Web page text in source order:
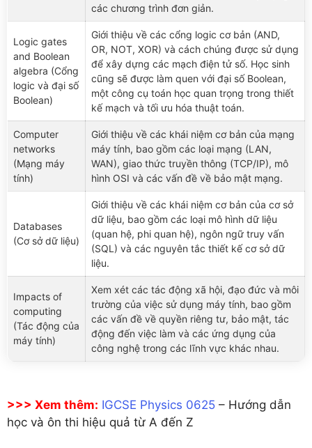
các chương trình đơn giản.
Logic gates
and Boolean
algebra (Cổng
logic và đại số
Boolean)
Giới thiệu về các cổng logic cơ bản (AND,
OR, NOT, XOR) và cách chúng được sử dụng
để xây dựng các mạch điện tử số. Học sinh
cũng sẽ được làm quen với đại số Boolean,
một công cụ toán học quan trọng trong thiết
kế mạch và tối ưu hóa thuật toán.
Computer
networks
(Mạng máy
tính)
Giới thiệu về các khái niệm cơ bản của mạng
máy tính, bao gồm các loại mạng (LAN,
WAN), giao thức truyền thông (TCP/IP), mô
hình OSI và các vấn đề về bảo mật mạng.
Databases
(Cơ sở dữ liệu)
Giới thiệu về các khái niệm cơ bản của cơ sở
dữ liệu, bao gồm các loại mô hình dữ liệu
(quan hệ, phi quan hệ), ngôn ngữ truy vấn
(SQL) và các nguyên tắc thiết kế cơ sở dữ
liệu.
Impacts of
computing
(Tác động của
máy tính)
Xem xét các tác động xã hội, đạo đức và môi
trường của việc sử dụng máy tính, bao gồm
các vấn đề về quyền riêng tư, bảo mật, tác
động đến việc làm và các ứng dụng của
công nghệ trong các lĩnh vực khác nhau.
>>> Xem thêm: IGCSE Physics 0625 – Hướng dẫn
học và ôn thi hiệu quả từ A đến Z